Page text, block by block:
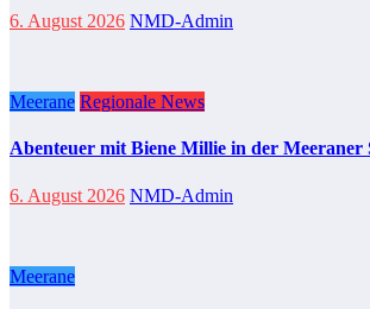
6. August 2026 NMD-Admin
Meerane Regionale News
Abenteuer mit Biene Millie in der Meeraner
6. August 2026 NMD-Admin
Meerane